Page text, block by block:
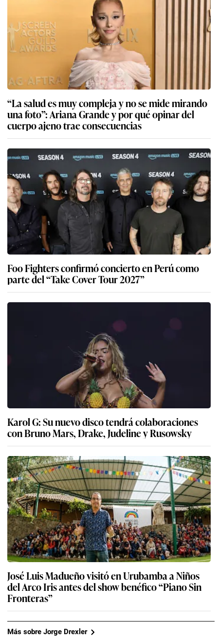
“La salud es muy compleja y no se mide mirando
una foto”: Ariana Grande y por qué opinar del
cuerpo ajeno trae consecuencias
Foo Fighters confirmó concierto en Perú como
parte del “Take Cover Tour 2027”
Karol G: Su nuevo disco tendrá colaboraciones
con Bruno Mars, Drake, Judeline y Rusowsky
José Luis Madueño visitó en Urubamba a Niños
del Arco Iris antes del show benéfico “Piano Sin
Fronteras”
Más sobre Jorge Drexler